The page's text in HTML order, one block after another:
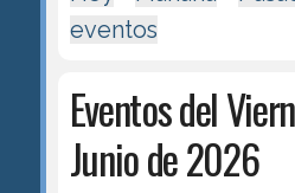
eventos
Eventos del
Junio de 2026